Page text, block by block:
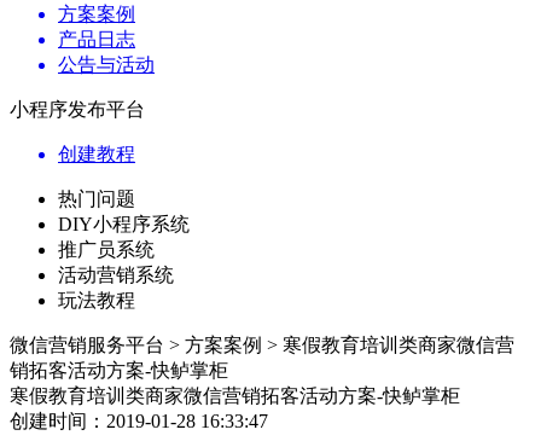
方案案例
产品日志
公告与活动
小程序发布平台
创建教程
热门问题
DIY小程序系统
推广员系统
活动营销系统
玩法教程
微信营销服务平台 > 方案案例 > 寒假教育培训类商家微信营
销拓客活动方案-快鲈掌柜
寒假教育培训类商家微信营销拓客活动方案-快鲈掌柜
创建时间：2019-01-28 16:33:47